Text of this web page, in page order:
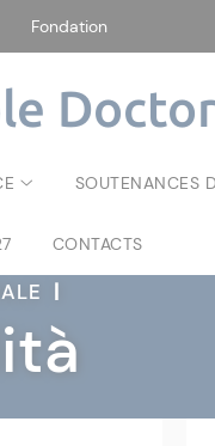
Fondation
SOUTENANCES
CONTACTS
|